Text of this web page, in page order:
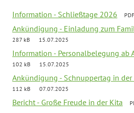
Information - Schließtage 2026
Ankündigung - Einladung zum
287 kB
15.07.2025
Information - Personalbelegung ab
102 kB
15.07.2025
Ankündigung - Schnuppertag in
112 kB
07.07.2025
Bericht - Große Freude in der Kita